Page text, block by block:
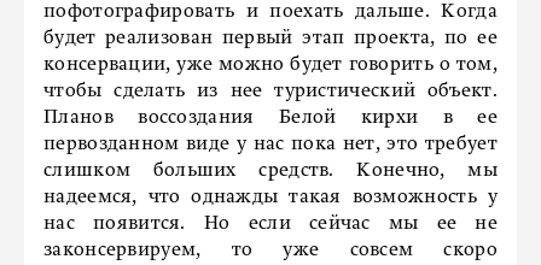
пофотографировать и поехать дальше. Когда
будет реализован первый этап проекта, по ее
консервации, уже можно будет говорить о том,
чтобы сделать из нее туристический объект.
Планов воссоздания Белой кирхи в ее
первозданном виде у нас пока нет, это требует
слишком больших средств. Конечно, мы
надеемся, что однажды такая возможность у
нас появится. Но если сейчас мы ее не
законсервируем, то уже совсем скоро